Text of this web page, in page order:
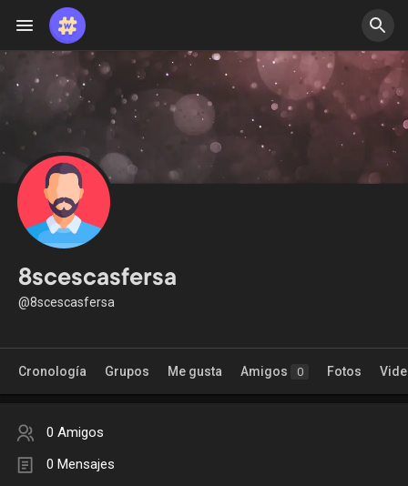
8scescasfersa
@8scescasfersa
Cronología Grupos Me gusta Amigos 0 Fotos
0 Amigos
0 Mensajes